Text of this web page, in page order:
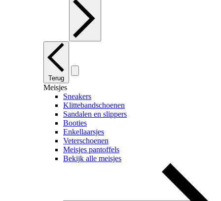
Terug
Meisjes
Sneakers
Klittebandschoenen
Sandalen en slippers
Booties
Enkellaarsjes
Veterschoenen
Meisjes pantoffels
Bekijk alle meisjes